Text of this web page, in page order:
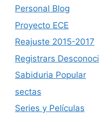
Personal Blog
Proyecto ECE
Reajuste 2015-2017
Registrars
Sabiduria Popular
sectas
Series y Películas